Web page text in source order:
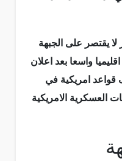
لا يقتصر على الجبهة
واسعا بعد اعلان
قواعد امريكية في
العسكرية الامريكية